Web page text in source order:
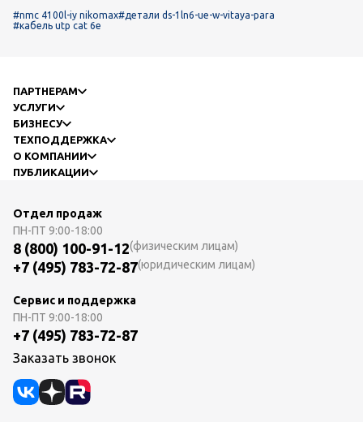
#nmc 4100l-iy nikomax#детали ds-1ln6-ue-w-vitaya-para
#кабель utp cat 6e
ПАРТНЕРАМ
УСЛУГИ
БИЗНЕСУ
ТЕХПОДДЕРЖКА
О КОМПАНИИ
ПУБЛИКАЦИИ
Отдел продаж
ПН-ПТ 9:00-18:00
8 (800) 100-91-12(физическим лицам)
+7 (495) 783-72-87(юридическим лицам)
Сервис и поддержка
ПН-ПТ 9:00-18:00
+7 (495) 783-72-87
Заказать звонок